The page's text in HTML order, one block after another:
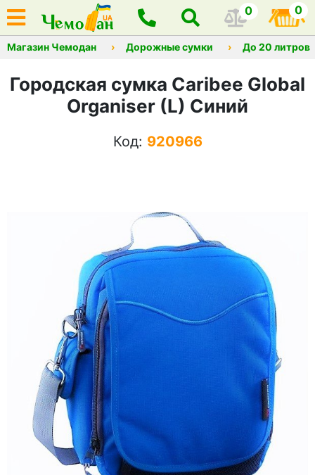
0 0
Магазин Чемодан Дорожные сумки До 20 литров
Городская сумка Caribee Global
Organiser (L) Синий
Код: 920966